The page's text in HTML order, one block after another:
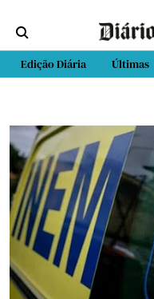
Edição Diária Últimas